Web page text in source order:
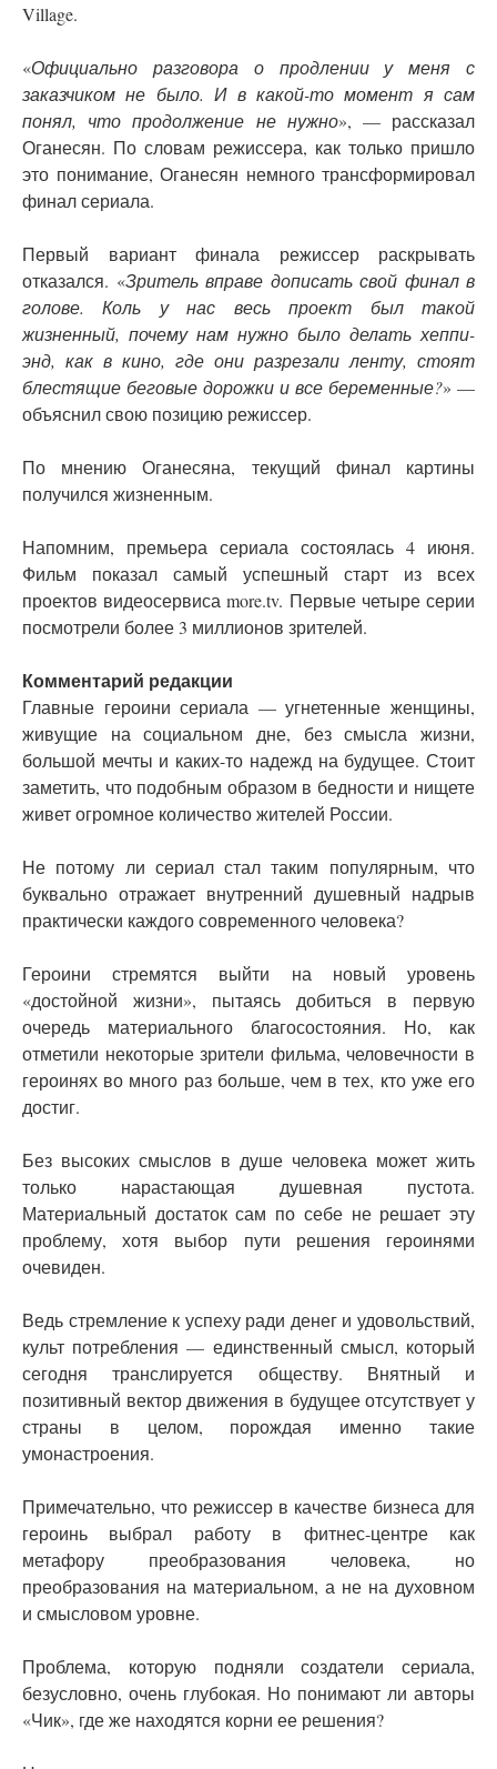
Village.
«Официально разговора о продлении у меня с
заказчиком не было. И в какой-то момент я сам
понял, что продолжение не нужно», — рассказал
Оганесян. По словам режиссера, как только пришло
это понимание, Оганесян немного трансформировал
финал сериала.
Первый вариант финала режиссер раскрывать
отказался. «Зритель вправе дописать свой финал в
голове. Коль у нас весь проект был такой
жизненный, почему нам нужно было делать хеппи-
энд, как в кино, где они разрезали ленту, стоят
блестящие беговые дорожки и все беременные?» —
объяснил свою позицию режиссер.
По мнению Оганесяна, текущий финал картины
получился жизненным.
Напомним, премьера сериала состоялась 4 июня.
Фильм показал самый успешный старт из всех
проектов видеосервиса more.tv. Первые четыре серии
посмотрели более 3 миллионов зрителей.
Комментарий редакции
Главные героини сериала — угнетенные женщины,
живущие на социальном дне, без смысла жизни,
большой мечты и каких-то надежд на будущее. Стоит
заметить, что подобным образом в бедности и нищете
живет огромное количество жителей России.
Не потому ли сериал стал таким популярным, что
буквально отражает внутренний душевный надрыв
практически каждого современного человека?
Героини стремятся выйти на новый уровень
«достойной жизни», пытаясь добиться в первую
очередь материального благосостояния. Но, как
отметили некоторые зрители фильма, человечности в
героинях во много раз больше, чем в тех, кто уже его
достиг.
Без высоких смыслов в душе человека может жить
только нарастающая душевная пустота.
Материальный достаток сам по себе не решает эту
проблему, хотя выбор пути решения героинями
очевиден.
Ведь стремление к успеху ради денег и удовольствий,
культ потребления — единственный смысл, который
сегодня транслируется обществу. Внятный и
позитивный вектор движения в будущее отсутствует у
страны в целом, порождая именно такие
умонастроения.
Примечательно, что режиссер в качестве бизнеса для
героинь выбрал работу в фитнес-центре как
метафору преобразования человека, но
преобразования на материальном, а не на духовном
и смысловом уровне.
Проблема, которую подняли создатели сериала,
безусловно, очень глубокая. Но понимают ли авторы
«Чик», где же находятся корни ее решения?